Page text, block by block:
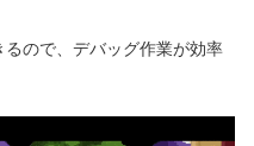
ので、デバッグ作業が効率